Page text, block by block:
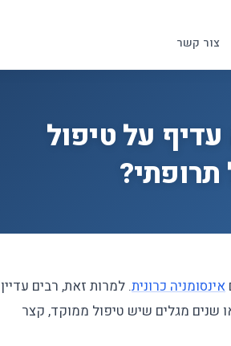
צור קשר
על טיפול
תרופתי?
אינסומניה כרונית. למרות זאת, רבים עדיין
שנים מגלים שיש טיפול ממוקד, קצר